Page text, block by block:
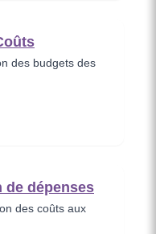
des budgets des
de dépenses
des coûts aux